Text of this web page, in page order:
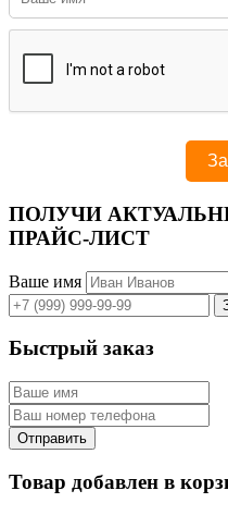
ПОЛУЧИ
ПРАЙС-ЛИСТ
Ваше имя
Быстрый заказ
Товар добавлен в